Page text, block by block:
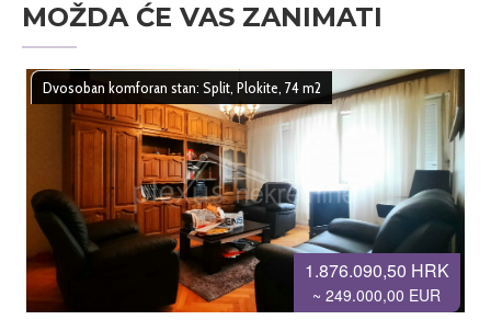
MOŽDA ĆE VAS ZANIMATI
1.876.090,50 HRK
~ 249.000,00 EUR
Dvosoban komforan stan: Split, Plokite, 74 m2